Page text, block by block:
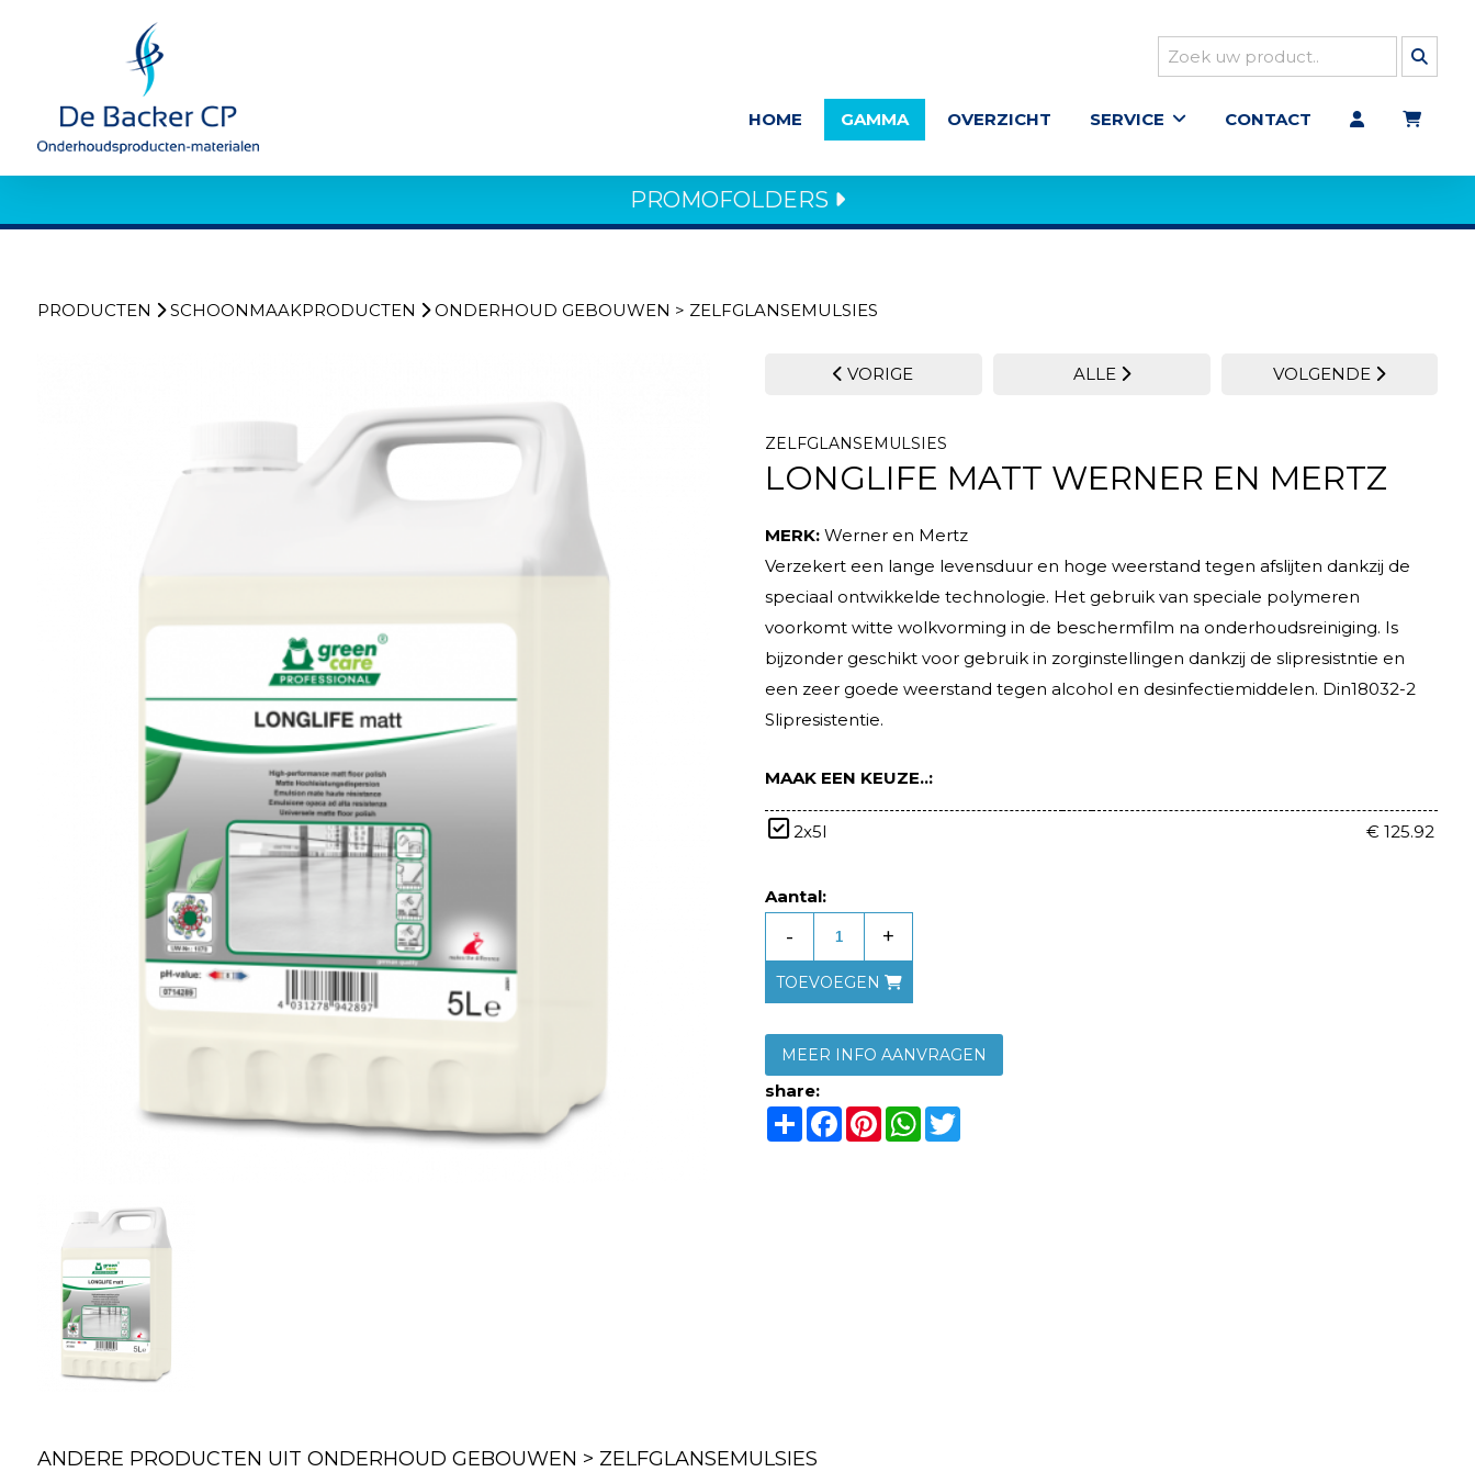
HOME GAMMA OVERZICHT SERVICE CONTACT
PROMOFOLDERS
PRODUCTEN SCHOONMAAKPRODUCTEN ONDERHOUD GEBOUWEN > ZELFGLANSEMULSIES
VORIGE ALLE VOLGENDE
ZELFGLANSEMULSIES
LONGLIFE MATT WERNER EN MERTZ
MERK: Werner en Mertz
Verzekert een lange levensduur en hoge weerstand tegen afslijten dankzij de
speciaal ontwikkelde technologie. Het gebruik van speciale polymeren
voorkomt witte wolkvorming in de beschermfilm na onderhoudsreiniging. Is
bijzonder geschikt voor gebruik in zorginstellingen dankzij de slipresistntie en
een zeer goede weerstand tegen alcohol en desinfectiemiddelen. Din18032-2
Slipresistentie.
MAAK EEN KEUZE..:
2x5l € 125.92
Aantal:
- +
TOEVOEGEN
MEER INFO AANVRAGEN
share:
ShareFacebook
PinterestWhatsApp
ANDERE PRODUCTEN UIT ONDERHOUD GEBOUWEN > ZELFGLANSEMULSIES